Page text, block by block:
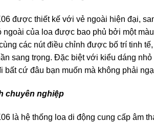
được thiết kế với vẻ ngoài hiện đại,
ngoài của loa được bao phủ bởi một
các nút điều chỉnh được bố trí tinh
sang trọng. Đặc biệt với kiểu dáng nhỏ
bất cứ đâu bạn muốn mà không phải
chuyên nghiệp
là hệ thống loa di động cung cấp âm